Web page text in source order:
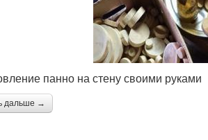
панно на стену своими руками
дальше →